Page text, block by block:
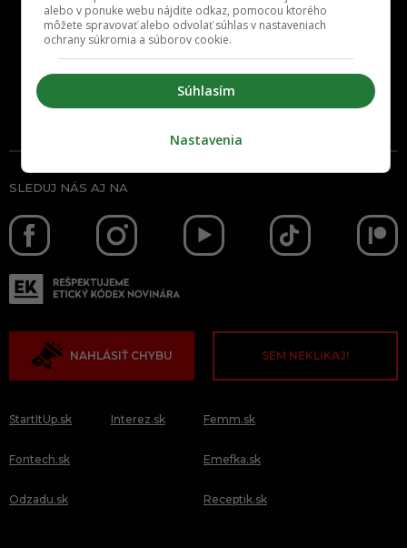
Inzercia Cenník
SLEDUJ NÁS AJ NA
NAHLÁSIŤ CHYBU SEM NEKLIKAJ!
StartItUp.sk
Fontech.sk
Odzadu.sk
Interez.sk Femm.sk
Emefka.sk
Receptik.sk
alebo v ponuke webu nájdite odkaz, pomocou ktorého
môžete spravovať alebo odvolať súhlas v nastaveniach
ochrany súkromia a súborov cookie.
Súhlasím
Nastavenia